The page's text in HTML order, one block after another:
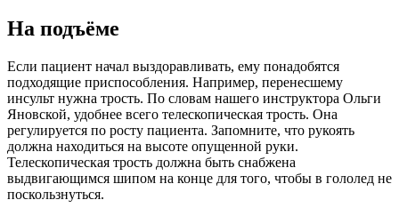
На подъёме
Если пациент начал выздоравливать, ему понадобятся
подходящие приспособления. Например, перенесшему
инсульт нужна трость. По словам нашего инструктора Ольги
Яновской, удобнее всего телескопическая трость. Она
регулируется по росту пациента. Запомните, что рукоять
должна находиться на высоте опущенной руки.
Телескопическая трость должна быть снабжена
выдвигающимся шипом на конце для того, чтобы в гололед не
поскользнуться.